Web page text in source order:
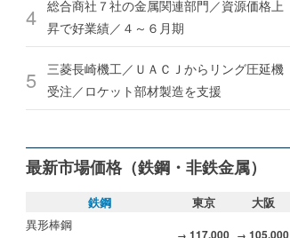
総合商社７社の金属関連部門／資源価格上
昇で好業績／４～６月期
三菱長崎機工／ＵＡＣＪからリング圧延機
受注／ロケット部材製造を支援
最新市場価格（鉄鋼・非鉄金属）
鉄鋼 東京
大阪
異形棒鋼
→ 117,000 → 105,000